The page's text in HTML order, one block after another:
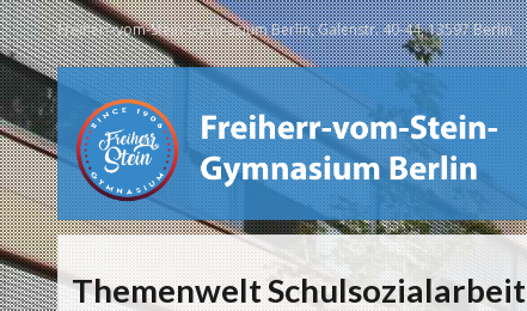
Freiherr-vom-Stein-Gymnasium Berlin, Galenstr. 40-44, 13597 Berlin
Themenwelt Schulsozialarbeit